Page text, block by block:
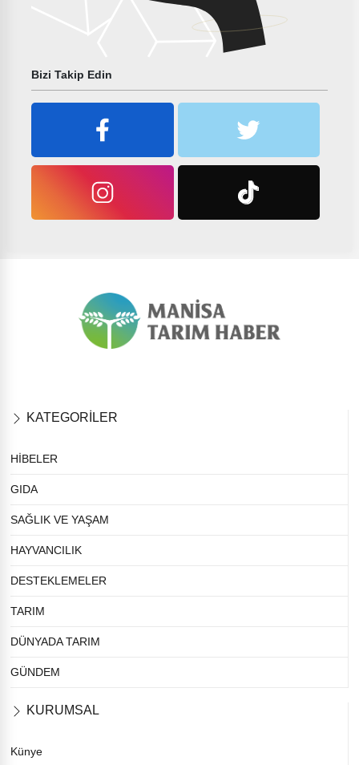
Bizi Takip Edin
KATEGORİLER
HİBELER
GIDA
SAĞLIK VE YAŞAM
HAYVANCILIK
DESTEKLEMELER
TARIM
DÜNYADA TARIM
GÜNDEM
KURUMSAL
Künye